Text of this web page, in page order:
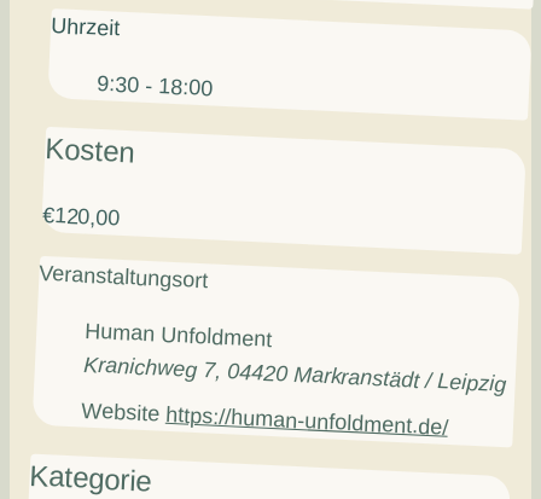
Uhrzeit
9:30 - 18:00
Kosten
€120,00
Veranstaltungsort
Human Unfoldment
Kranichweg 7, 04420 Markranstädt / Leipzig
Website https://human-unfoldment.de/
Kategorie